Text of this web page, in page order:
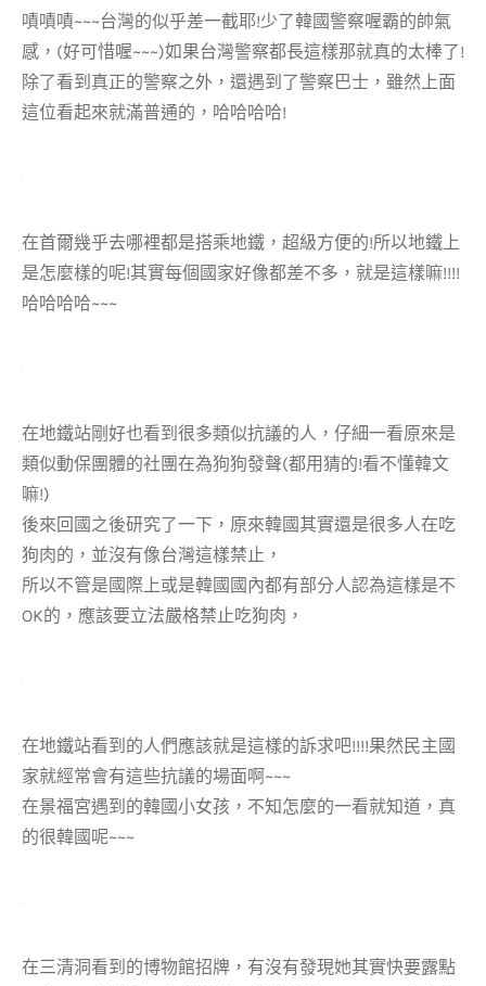
嘖嘖嘖~~~台灣的似乎差一截耶!少了韓國警察喔霸的帥氣
感，(好可惜喔~~~)如果台灣警察都長這樣那就真的太棒了!
除了看到真正的警察之外，還遇到了警察巴士，雖然上面
這位看起來就滿普通的，哈哈哈哈!
在首爾幾乎去哪裡都是搭乘地鐵，超級方便的!所以地鐵上
是怎麼樣的呢!其實每個國家好像都差不多，就是這樣嘛!!!!
哈哈哈哈~~~
在地鐵站剛好也看到很多類似抗議的人，仔細一看原來是
類似動保團體的社團在為狗狗發聲(都用猜的!看不懂韓文
嘛!)
後來回國之後研究了一下，原來韓國其實還是很多人在吃
狗肉的，並沒有像台灣這樣禁止，
所以不管是國際上或是韓國國內都有部分人認為這樣是不
OK的，應該要立法嚴格禁止吃狗肉，
在地鐵站看到的人們應該就是這樣的訴求吧!!!!果然民主國
家就經常會有這些抗議的場面啊~~~
在景福宮遇到的韓國小女孩，不知怎麼的一看就知道，真
的很韓國呢~~~
在三清洞看到的博物館招牌，有沒有發現她其實快要露點